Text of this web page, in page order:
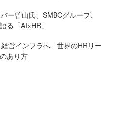
ー曽山氏、SMBCグループ、
る「AI×HR」
営インフラへ 世界のHRリー
あり方